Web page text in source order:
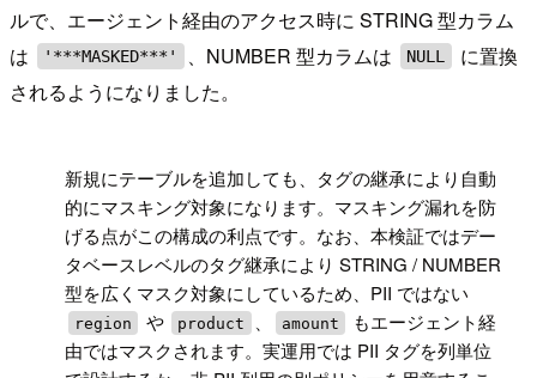
ルで、エージェント経由のアクセス時に STRING 型カラム
は
'***MASKED***' 、NUMBER 型カラムは NULL
に置換
されるようになりました。
新規にテーブルを追加しても、タグの継承により自動
的にマスキング対象になります。マスキング漏れを防
げる点がこの構成の利点です。なお、本検証ではデー
タベースレベルのタグ継承により STRING / NUMBER
型を広くマスク対象にしているため、PII ではない
region や product 、 amount
もエージェント経
由ではマスクされます。実運用では PII タグを列単位